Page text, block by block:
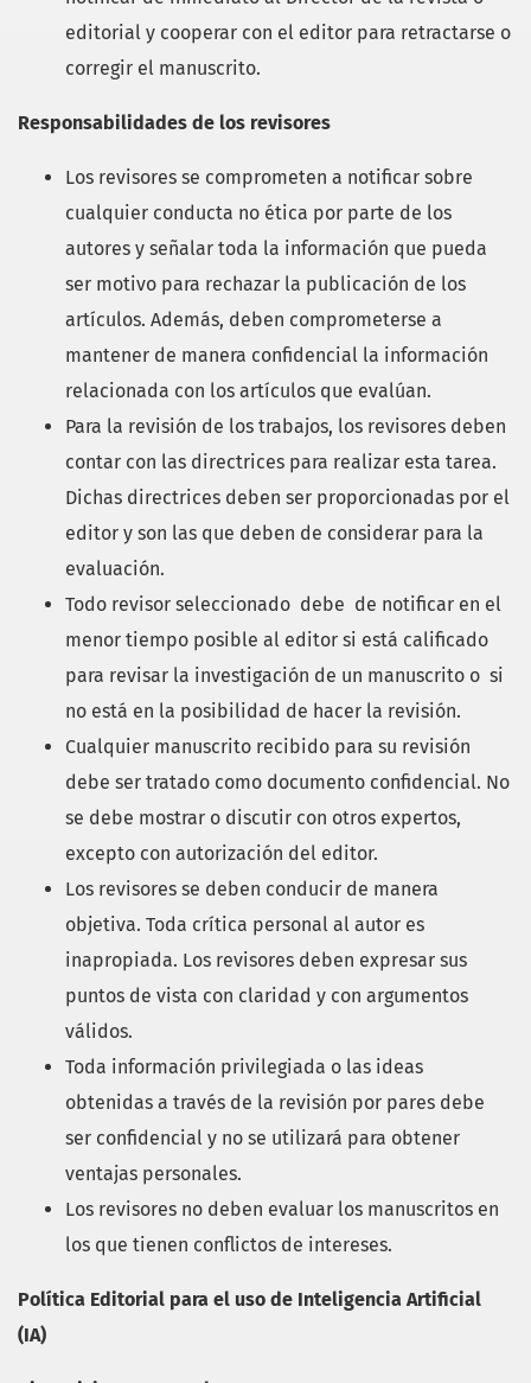
editorial y cooperar con el editor para retractarse o
corregir el manuscrito.
Responsabilidades de los revisores
Los revisores se comprometen a notificar sobre
cualquier conducta no ética por parte de los
autores y señalar toda la información que pueda
ser motivo para rechazar la publicación de los
artículos. Además, deben comprometerse a
mantener de manera confidencial la información
relacionada con los artículos que evalúan.
Para la revisión de los trabajos, los revisores deben
contar con las directrices para realizar esta tarea.
Dichas directrices deben ser proporcionadas por el
editor y son las que deben de considerar para la
evaluación.
Todo revisor seleccionado debe de notificar en el
menor tiempo posible al editor si está calificado
para revisar la investigación de un manuscrito o si
no está en la posibilidad de hacer la revisión.
Cualquier manuscrito recibido para su revisión
debe ser tratado como documento confidencial. No
se debe mostrar o discutir con otros expertos,
excepto con autorización del editor.
Los revisores se deben conducir de manera
objetiva. Toda crítica personal al autor es
inapropiada. Los revisores deben expresar sus
puntos de vista con claridad y con argumentos
válidos.
Toda información privilegiada o las ideas
obtenidas a través de la revisión por pares debe
ser confidencial y no se utilizará para obtener
ventajas personales.
Los revisores no deben evaluar los manuscritos en
los que tienen conflictos de intereses.
Política Editorial para el uso de Inteligencia Artificial
(IA)